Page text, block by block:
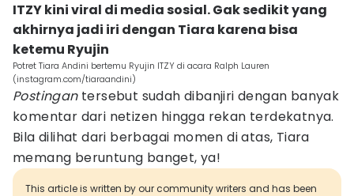
ITZY kini viral di media sosial. Gak sedikit yang
akhirnya jadi iri dengan Tiara karena bisa
ketemu Ryujin
Potret Tiara Andini bertemu Ryujin ITZY di acara Ralph Lauren
(instagram.com/tiaraandini)
Postingantersebut sudah dibanjiri dengan banyak
komentar dari netizen hingga rekan terdekatnya.
Bila dilihat dari berbagai momen di atas, Tiara
memang beruntung banget, ya!
This article is written by our community writers and has been